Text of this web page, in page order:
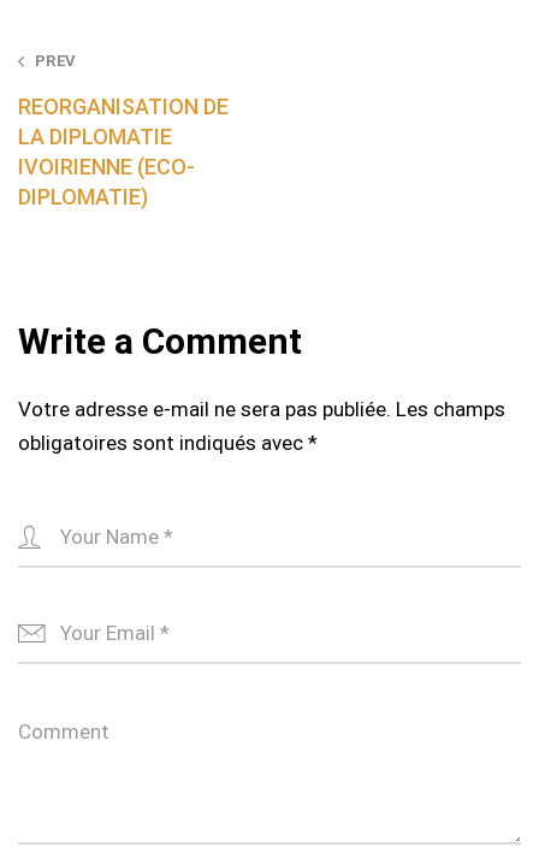
Post
navigation
PREV
REORGANISATION DE
LA DIPLOMATIE
IVOIRIENNE (ECO-
DIPLOMATIE)
Write a Comment
Votre adresse e-mail ne sera pas publiée. Les champs
obligatoires sont indiqués avec *